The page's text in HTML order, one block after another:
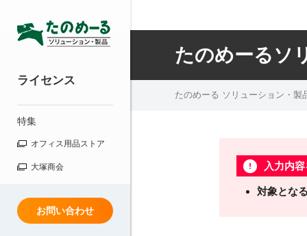
ライセンス
特集
オフィス用品ストア
大塚商会
お問い合わせ
たのめーるソ
たのめーる ソリューション・製
入力内
対象とな